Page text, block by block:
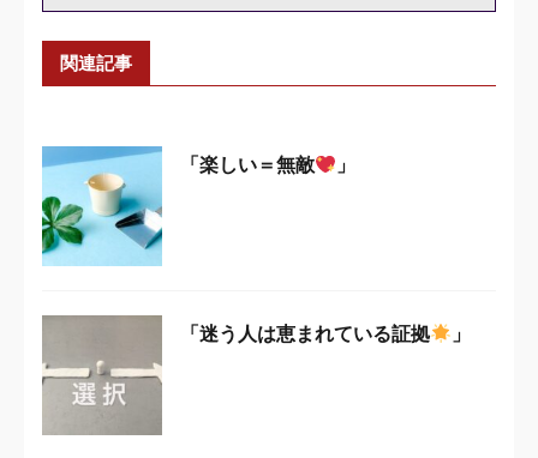
関連記事
「楽しい＝無敵 」
「迷う人は恵まれている証拠 」